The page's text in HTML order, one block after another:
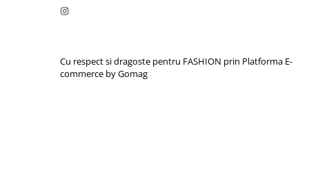
Cu respect si dragoste pentru FASHION prin Platforma E-
commerce by Gomag